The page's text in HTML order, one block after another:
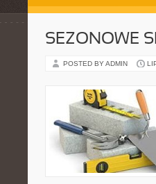
SEZONOWE
POSTED BY ADMIN